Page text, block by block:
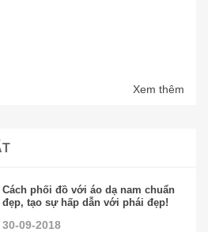
Xem thêm
Cách phối đồ với áo dạ nam chuẩn
đẹp, tạo sự hấp dẫn với phái đẹp!
30-09-2018